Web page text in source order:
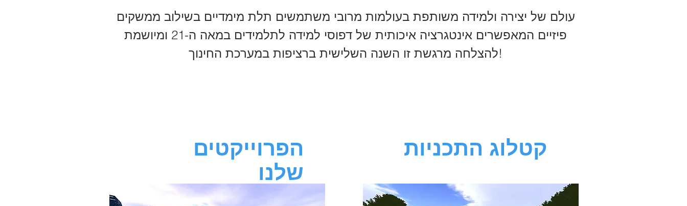
עולם של יצירה ולמידה משותפת בעולמות מרובי משתמשים תלת מימדיים בשילוב ממשקים
פיזיים המאפשרים אינטגרציה איכותית של דפוסי למידה לתלמידים במאה ה-21 ומיושמת
להצלחה מרגשת זו השנה השלישית ברציפות במערכת החינוך!
הפרוייקטים
שלנו
קטלוג התכניות